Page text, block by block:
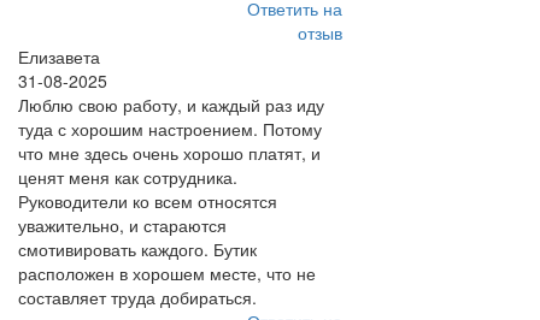
Ответить на
отзыв
Елизавета
31-08-2025
Люблю свою работу, и каждый раз иду
туда с хорошим настроением. Потому
что мне здесь очень хорошо платят, и
ценят меня как сотрудника.
Руководители ко всем относятся
уважительно, и стараются
смотивировать каждого. Бутик
расположен в хорошем месте, что не
составляет труда добираться.